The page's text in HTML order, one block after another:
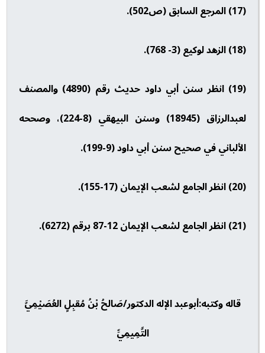
(17) المرجع السابق (ص502).
(18) الزهد لوكيع (3- 768).
(19) انظر سنن أبي داود حديث رقم (4890) والمصنف
لعبدالرزاق (18945) وسنن البيهقي (8-224)، وصححه
الألباني في صحيح سنن أبي داود (9-199).
(20) انظر الجامع لشعب الإيمان (17-155).
(21) انظر الجامع لشعب الإيمان 12-87 برقم (6272).
قاله وكتبه:أبوعبد الإله الدكتور/صَالحُ بْنُ مُقبِلٍ العُصَيْمِيَّ
التَّمِيمِيِّ